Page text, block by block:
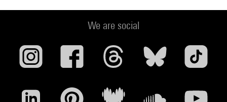
We are social